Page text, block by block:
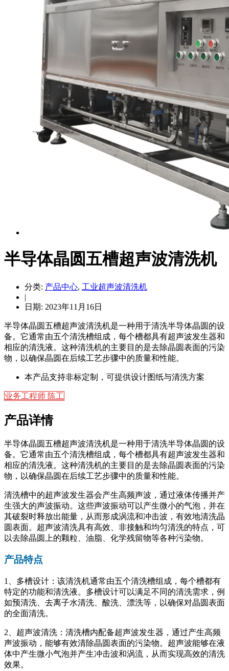
半导体晶圆五槽超声波清洗机
分类: 产品中心, 工业超声波清洗机
|
日期: 2023年11月16日
半导体晶圆五槽超声波清洗机是一种用于清洗半导体晶圆的设
备。它通常由五个清洗槽组成，每个槽都具有超声波发生器和
相应的清洗液。这种清洗机的主要目的是去除晶圆表面的污染
物，以确保晶圆在后续工艺步骤中的质量和性能。
本产品支持非标定制，可提供设计图纸与清洗方案
业务工程师 陈工
产品详情
半导体晶圆五槽超声波清洗机是一种用于清洗半导体晶圆的设
备。它通常由五个清洗槽组成，每个槽都具有超声波发生器和
相应的清洗液。这种清洗机的主要目的是去除晶圆表面的污染
物，以确保晶圆在后续工艺步骤中的质量和性能。
清洗槽中的超声波发生器会产生高频声波，通过液体传播并产
生强大的声波振动。这些声波振动可以产生微小的气泡，并在
其破裂时释放出能量，从而形成涡流和冲击波，有效地清洗晶
圆表面。超声波清洗具有高效、非接触和均匀清洗的特点，可
以去除晶圆上的颗粒、油脂、化学残留物等各种污染物。
产品特点
1、多槽设计：该清洗机通常由五个清洗槽组成，每个槽都有
特定的功能和清洗液。多槽设计可以满足不同的清洗需求，例
如预清洗、去离子水清洗、酸洗、漂洗等，以确保对晶圆表面
的全面清洗。
2、超声波清洗：清洗槽内配备超声波发生器，通过产生高频
声波振动，能够有效清除晶圆表面的污染物。超声波能够在液
体中产生微小气泡并产生冲击波和涡流，从而实现高效的清洗
效果。